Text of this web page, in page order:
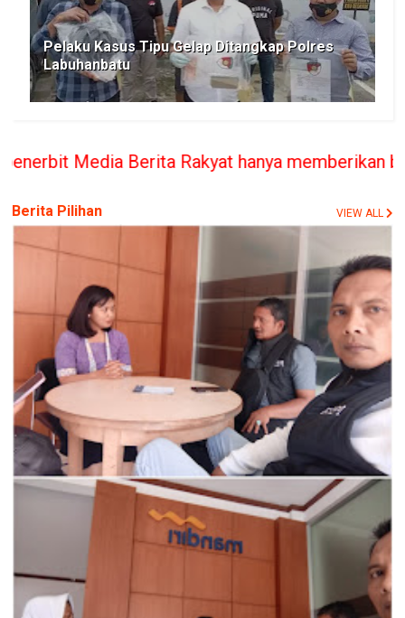
Pelaku Kasus Tipu Gelap Ditangkap Polres
Labuhanbatu
Rakyat hanya memberikan bantuan
Berita Pilihan VIEW ALL